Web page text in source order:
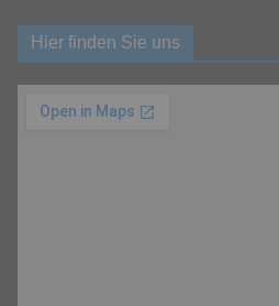
Hier finden Sie uns